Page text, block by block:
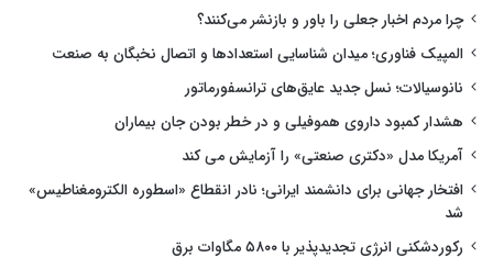
چرا مردم اخبار جعلی را باور و بازنشر می‌کنند؟
المپیک فناوری؛ میدان شناسایی استعدادها و اتصال نخبگان به صنعت
نانوسیالات؛ نسل جدید عایق‌های ترانسفورماتور
هشدار کمبود داروی هموفیلی و در خطر بودن جان بیماران
آمریکا مدل «دکتری صنعتی» را آزمایش می کند
افتخار جهانی برای دانشمند ایرانی؛ نادر انقطاع «اسطوره الکترومغناطیس»
شد
رکوردشکنی انرژی تجدیدپذیر با ۵۸۰۰ مگاوات برق